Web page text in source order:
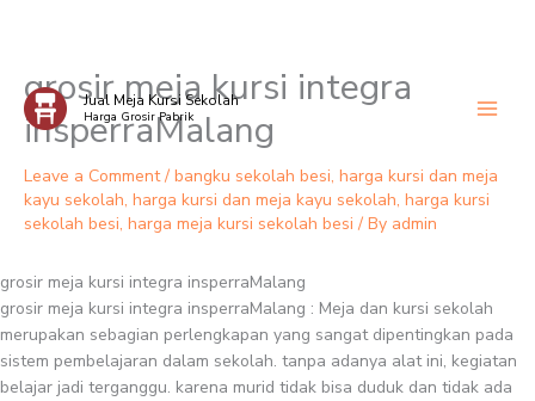
Skip
content
Jual Meja Kursi Sekolah
Harga Grosir Pabrik
grosir meja kursi integra
insperraMalang
Leave a Comment / bangku sekolah besi, harga kursi dan meja
kayu sekolah, harga kursi dan meja kayu sekolah, harga kursi
sekolah besi, harga meja kursi sekolah besi / By admin
grosir meja kursi integra insperraMalang
grosir meja kursi integra insperraMalang : Meja dan kursi sekolah
merupakan sebagian perlengkapan yang sangat dipentingkan pada
sistem pembelajaran dalam sekolah. tanpa adanya alat ini, kegiatan
belajar jadi terganggu. karena murid tidak bisa duduk dan tidak ada